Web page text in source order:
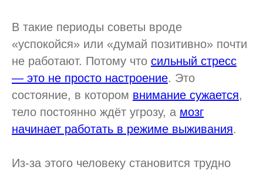
В такие периоды советы вроде
«успокойся» или «думай позитивно» почти
не работают. Потому что сильный стресс
— это не просто настроение. Это
состояние, в котором внимание сужается,
тело постоянно ждёт угрозу, а мозг
начинает работать в режиме выживания.
Из-за этого человеку становится трудно